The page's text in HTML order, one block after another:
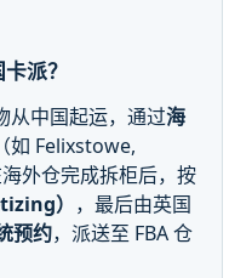
派？
从中国起运，通过海
如 Felixstowe,
外仓完成拆柜后，按
） ，最后由英国
预约，派送至 FBA 仓